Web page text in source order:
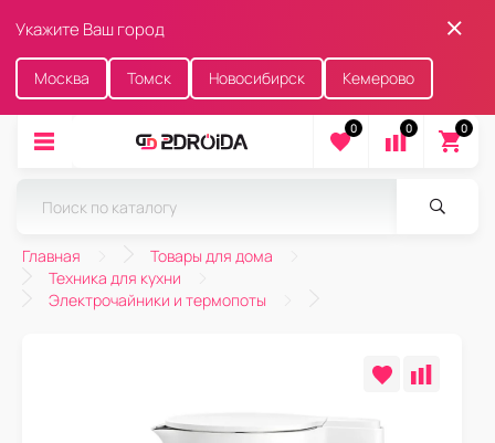
Укажите Ваш город
Москва Томск Новосибирск Кемерово
0 0 0
Главная
Товары для дома
Техника для кухни
Электрочайники и термопоты